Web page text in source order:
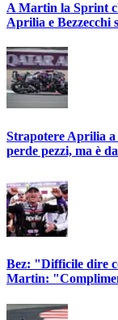
A Martin la Sprint
Aprilia e Bezzecchi
Strapotere Aprilia a
perde pezzi, ma è
Bez: "Difficile dire
Martin: